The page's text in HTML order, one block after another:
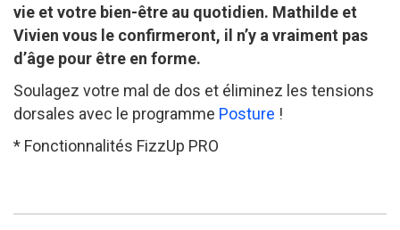
vie et votre bien-être au quotidien. Mathilde et
Vivien vous le confirmeront, il n’y a vraiment pas
d’âge pour être en forme.
Soulagez votre mal de dos et éliminez les tensions
dorsales avec le programme Posture !
* Fonctionnalités FizzUp PRO